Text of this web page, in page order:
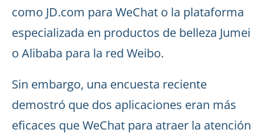
como JD.com para WeChat o la plataforma
especializada en productos de belleza Jumei
o Alibaba para la red Weibo.
Sin embargo, una encuesta reciente
demostró que dos aplicaciones eran más
eficaces que WeChat para atraer la atención